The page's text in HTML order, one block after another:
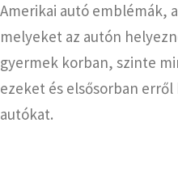
Amerikai autó emblémák,
melyeket az autón
gyermek korban, szinte
ezeket és elsősorban
autókat.